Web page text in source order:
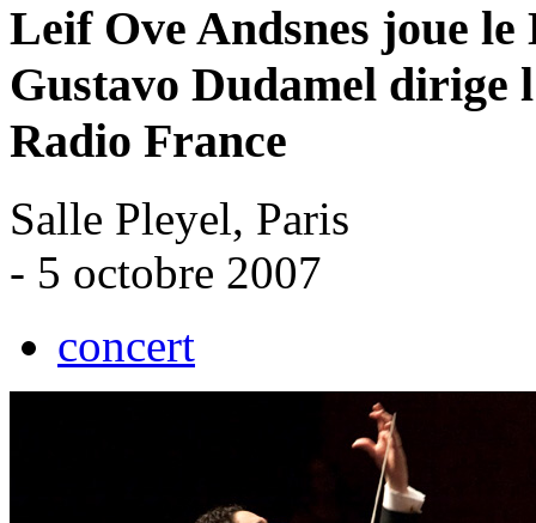
Leif Ove Andsnes joue le
Gustavo Dudamel dirige
Radio France
Salle Pleyel, Paris
- 5 octobre 2007
concert